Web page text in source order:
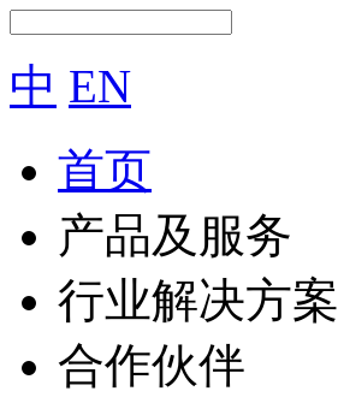
中 EN
首页
产品及服务
行业解决方案
合作伙伴